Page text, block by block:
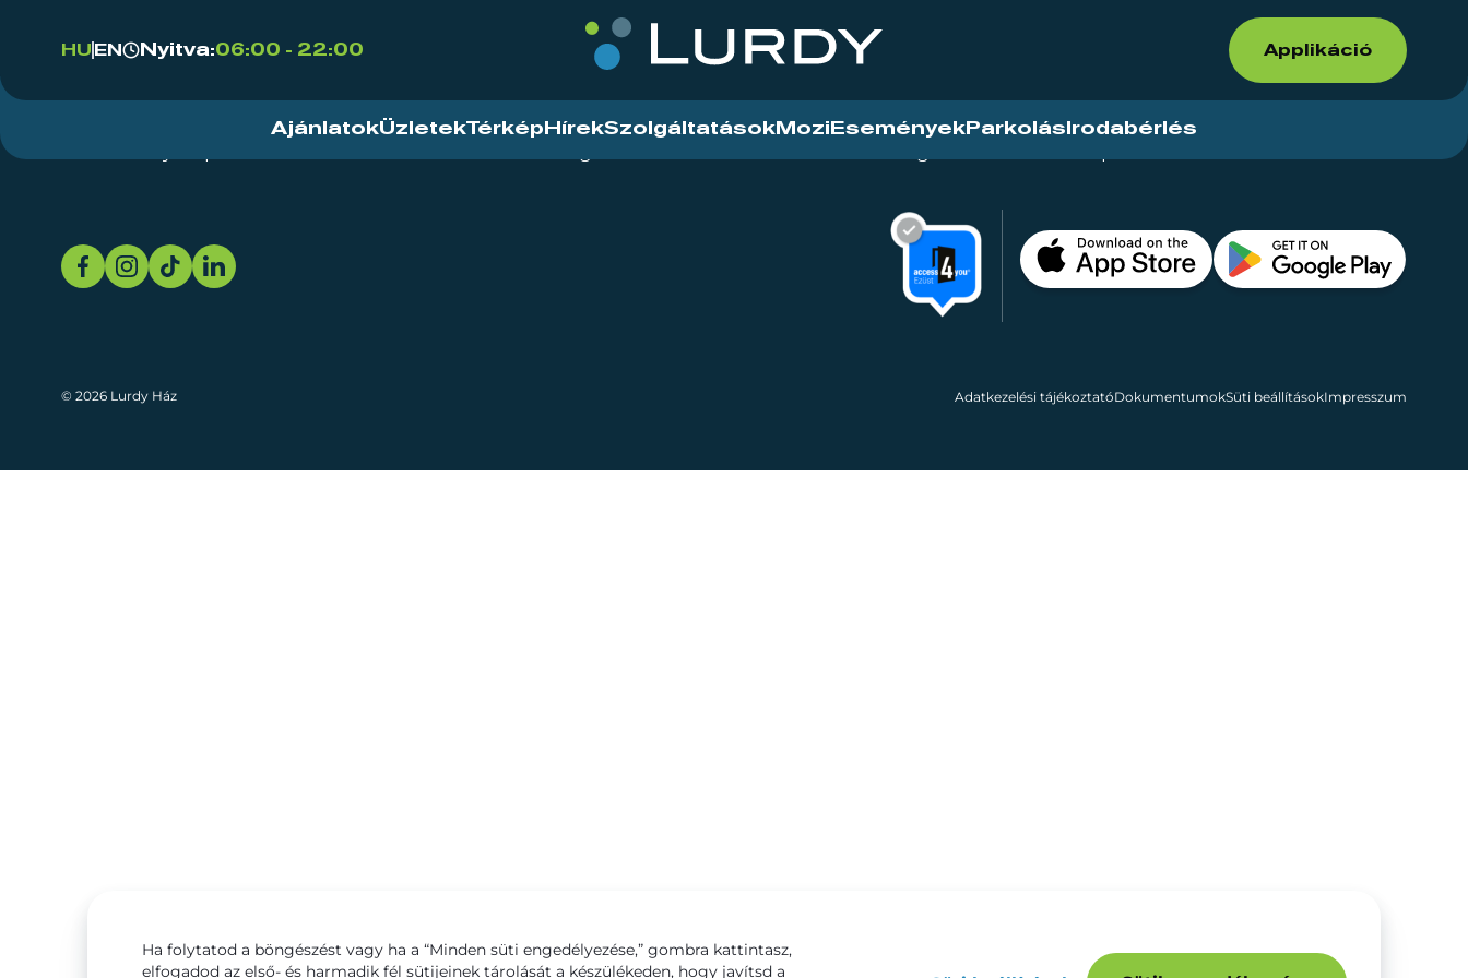
HU EN Nyitva:06:00 - 22:00 Applikáció
AjánlatokÜzletekTérkép HírekSzolgáltatások Mozi Események Parkolás Irodabérlés
© 2026 Lurdy Ház Adatkezelési tájékoztatóDokumentumokSüti beállításokImpresszum
Ha folytatod a böngészést vagy ha a “Minden süti engedélyezése,” gombra kattintasz,
elfogadod az első- és harmadik fél sütijeinek tárolását a készülékeden, hogy javítsd a